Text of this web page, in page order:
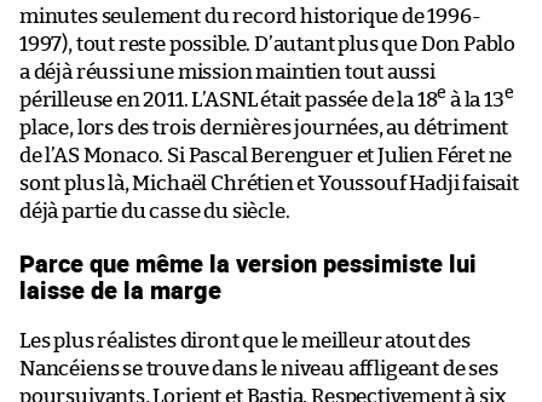
minutes seulement du record historique de 1996-
1997), tout reste possible. D’autant plus que Don Pablo
a déjà réussi une mission maintien tout aussi
périlleuse en 2011. L’ASNL était passée de la 18e à la 13e
place, lors des trois dernières journées, au détriment
de l’AS Monaco. Si Pascal Berenguer et Julien Féret ne
sont plus là, Michaël Chrétien et Youssouf Hadji faisait
déjà partie du casse du siècle.
Parce que même la version pessimiste lui
laisse de la marge
Les plus réalistes diront que le meilleur atout des
Nancéiens se trouve dans le niveau affligeant de ses
poursuivants, Lorient et Bastia. Respectivement à six